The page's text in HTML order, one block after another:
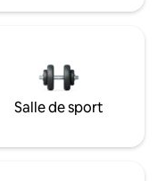
Salle de sport